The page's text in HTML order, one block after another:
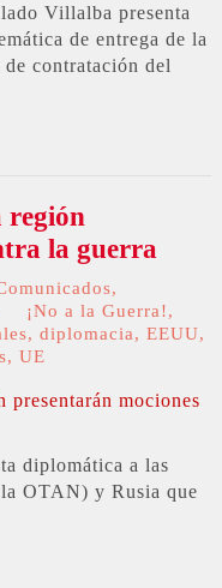
Villalba presenta
de entrega de la
contratación del
región
la guerra
,
¡No a la Guerra!,
, diplomacia, EEUU,
, UE
diplomática a las
OTAN) y Rusia que